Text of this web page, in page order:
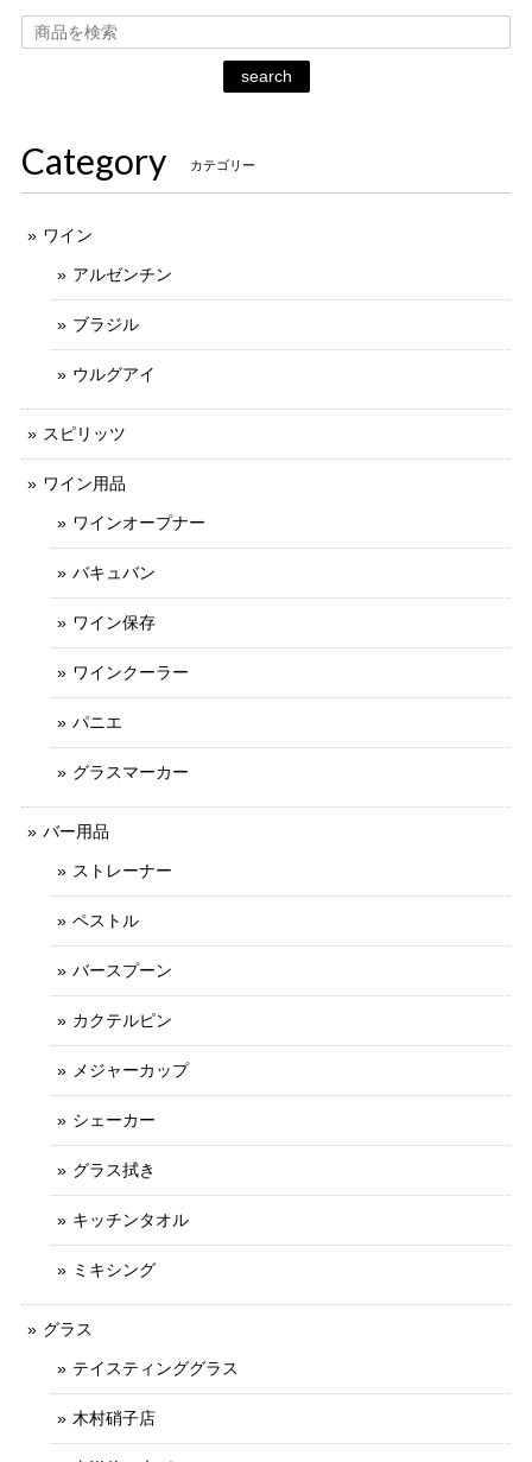
search
Category カテゴリー
ワイン
アルゼンチン
ブラジル
ウルグアイ
スピリッツ
ワイン用品
ワインオープナー
バキュバン
ワイン保存
ワインクーラー
パニエ
グラスマーカー
バー用品
ストレーナー
ペストル
バースプーン
カクテルピン
メジャーカップ
シェーカー
グラス拭き
キッチンタオル
ミキシング
グラス
テイスティンググラス
木村硝子店